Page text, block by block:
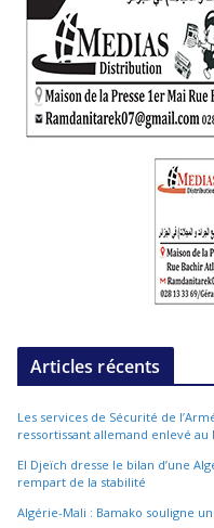
Articles récents
Les services de Sécurité de
ressortissant allemand enlevé au
El Djeïch dresse le bilan d’une
rempart de la stabilité
Algérie-Mali : Bamako souligne